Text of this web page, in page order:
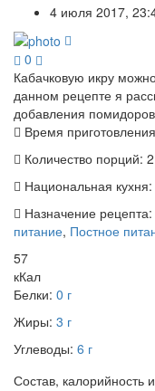
4 июля 2017,
0
Кабачковую икру
данном рецепте я
добавления
Время
Количество порций: 2
Национальная кухня:
Назначение рецепта:
питание, Постное
57
кКал
Белки: 0 г
Жиры: 3 г
Углеводы: 6 г
Состав, калорийность